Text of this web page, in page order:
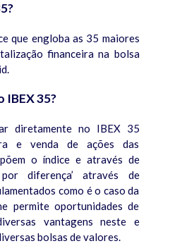
que engloba as 35 maiores
financeira na bolsa
IBEX 35?
diretamente no IBEX 35
e venda de ações das
o índice e através de
diferença’ através de
como é o caso da
permite oportunidades de
vantagens neste e
bolsas de valores.